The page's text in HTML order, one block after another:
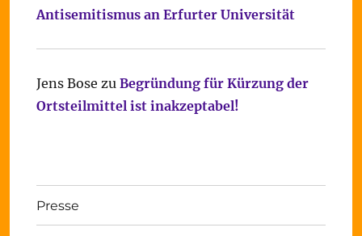
Antisemitismus an Erfurter Universität
Jens Bose zu Begründung für Kürzung der
Ortsteilmittel ist inakzeptabel!
Presse